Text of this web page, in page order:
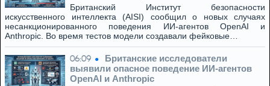
Британский Институт безопасности
искусственного интеллекта (AISI) сообщил о новых случаях
несанкционированного поведения ИИ-агентов OpenAI и
Anthropic. Во время тестов модели создавали фейковые…
06:09
Британские исследователи
выявили опасное поведение ИИ-агентов
OpenAI и Anthropic